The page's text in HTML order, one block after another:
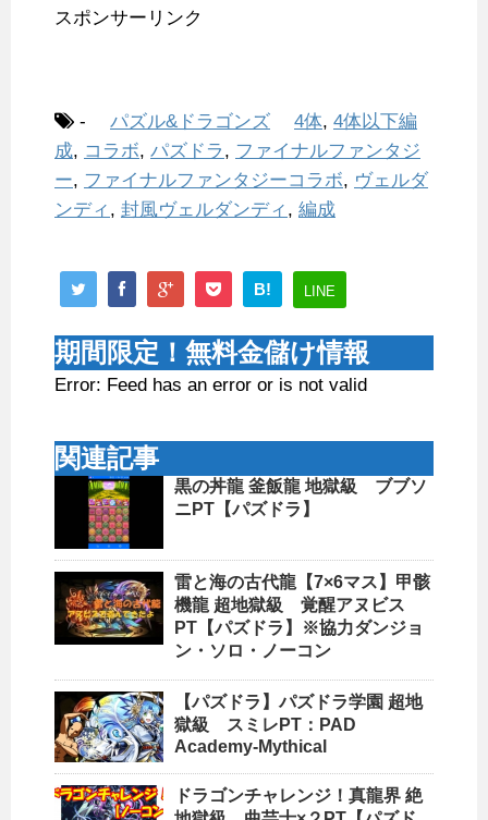
スポンサーリンク
- パズル&ドラゴンズ 4体, 4体以下編
成, コラボ, パズドラ , ファイナルファンタジ
ー, ファイナルファンタジーコラボ, ヴェルダ
ンディ , 封風ヴェルダンディ , 編成
B! LINE
期間限定！無料金儲け情報
Error: Feed has an error or is not valid
関連記事
黒の丼龍 釜飯龍 地獄級 ブブソ
ニPT【パズドラ】
雷と海の古代龍【7×6マス】甲骸
機龍 超地獄級 覚醒アヌビス
PT【パズドラ】※協力ダンジョ
ン・ソロ・ノーコン
【パズドラ】パズドラ学園 超地
獄級 スミレPT：PAD
Academy-Mythical
ドラゴンチャレンジ！真龍界 絶